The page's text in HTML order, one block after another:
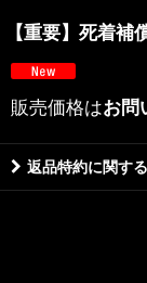
【重要】死着
販売価格はお問
返品特約に関す